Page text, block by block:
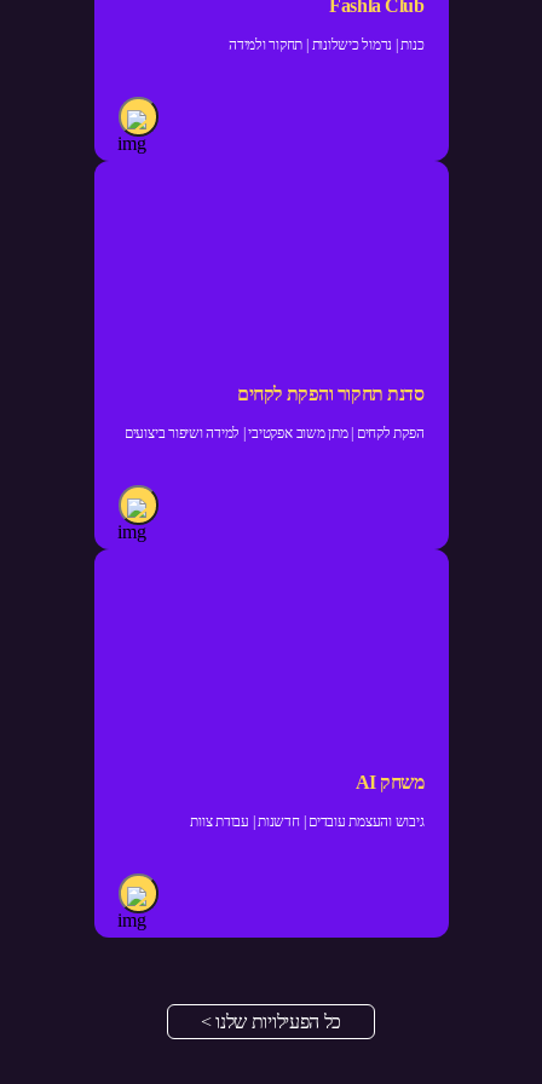
Fashla Club
כנות | נרמול כישלונות | תחקור ולמידה
סדנת תחקור והפקת לקחים
הפקת לקחים | מתן משוב אפקטיבי | למידה ושיפור ביצועים
משחק AI
גיבוש והעצמת עובדים | חדשנות | עבודת צוות
כל הפעילויות שלנו >